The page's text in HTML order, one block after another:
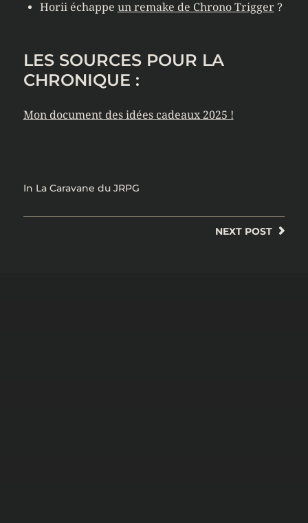
Horii échappe un remake de Chrono Trigger?
LES SOURCES POUR LA
CHRONIQUE :
Mon document des idées cadeaux 2025 !
In La Caravane du JRPG
NEXT POST